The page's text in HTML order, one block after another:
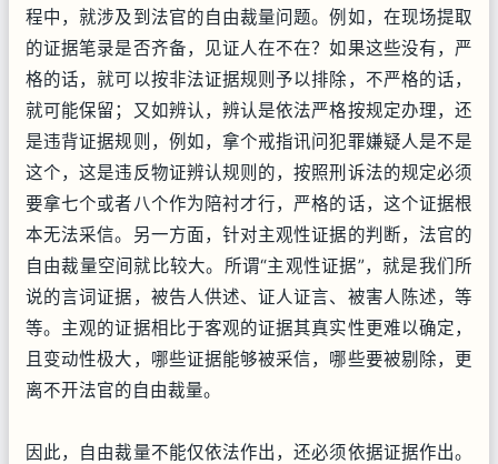
程中，就涉及到法官的自由裁量问题。例如，在现场提取
的证据笔录是否齐备，见证人在不在？如果这些没有，严
格的话，就可以按非法证据规则予以排除，不严格的话，
就可能保留；又如辨认，辨认是依法严格按规定办理，还
是违背证据规则，例如，拿个戒指讯问犯罪嫌疑人是不是
这个，这是违反物证辨认规则的，按照刑诉法的规定必须
要拿七个或者八个作为陪衬才行，严格的话，这个证据根
本无法采信。另一方面，针对主观性证据的判断，法官的
自由裁量空间就比较大。所谓“主观性证据”，就是我们所
说的言词证据，被告人供述、证人证言、被害人陈述，等
等。主观的证据相比于客观的证据其真实性更难以确定，
且变动性极大，哪些证据能够被采信，哪些要被剔除，更
离不开法官的自由裁量。
因此，自由裁量不能仅依法作出，还必须依据证据作出。